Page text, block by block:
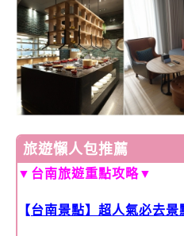
旅遊懶人包推薦
▼ 台南旅遊重點攻略▼
【台南景點】超人氣必去景